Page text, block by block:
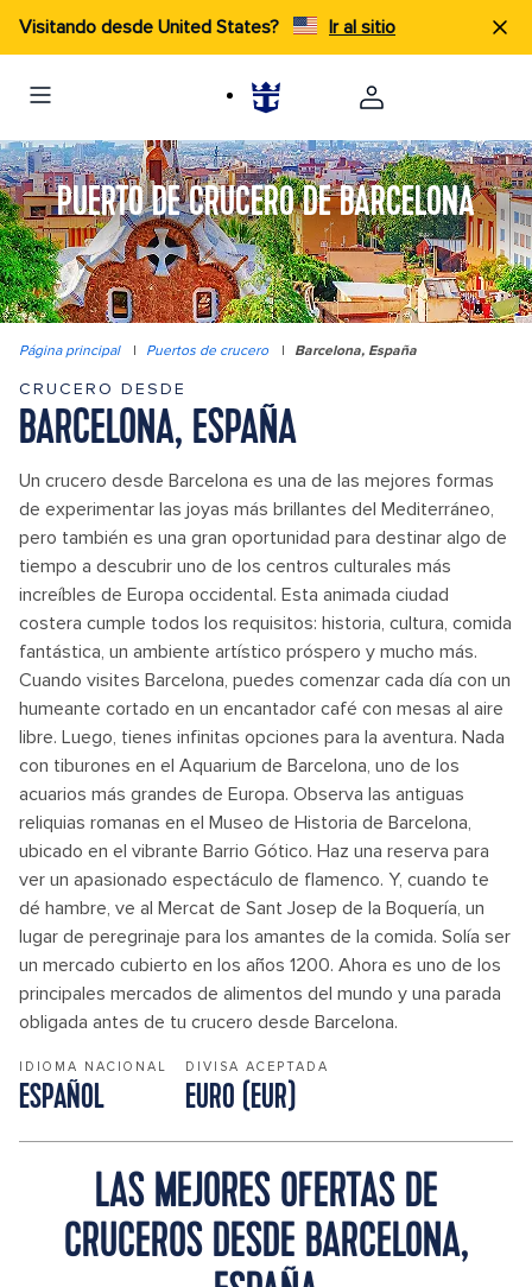
Visitando desde United States? Ir al sitio
PUERTO DE CRUCERO DE BARCELONA
Página principal | Puertos de crucero | Barcelona, España
CRUCERO DESDE
BARCELONA, ESPAÑA
Un crucero desde Barcelona es una de las mejores formas
de experimentar las joyas más brillantes del Mediterráneo,
pero también es una gran oportunidad para destinar algo de
tiempo a descubrir uno de los centros culturales más
increíbles de Europa occidental. Esta animada ciudad
costera cumple todos los requisitos: historia, cultura, comida
fantástica, un ambiente artístico próspero y mucho más.
Cuando visites Barcelona, puedes comenzar cada día con un
humeante cortado en un encantador café con mesas al aire
libre. Luego, tienes infinitas opciones para la aventura. Nada
con tiburones en el Aquarium de Barcelona, uno de los
acuarios más grandes de Europa. Observa las antiguas
reliquias romanas en el Museo de Historia de Barcelona,
ubicado en el vibrante Barrio Gótico. Haz una reserva para
ver un apasionado espectáculo de flamenco. Y, cuando te
dé hambre, ve al Mercat de Sant Josep de la Boquería, un
lugar de peregrinaje para los amantes de la comida. Solía ser
un mercado cubierto en los años 1200. Ahora es uno de los
principales mercados de alimentos del mundo y una parada
obligada antes de tu crucero desde Barcelona.
IDIOMA NACIONAL
ESPAÑOL
DIVISA ACEPTADA
EURO (EUR)
LAS MEJORES OFERTAS DE
CRUCEROS DESDE BARCELONA,